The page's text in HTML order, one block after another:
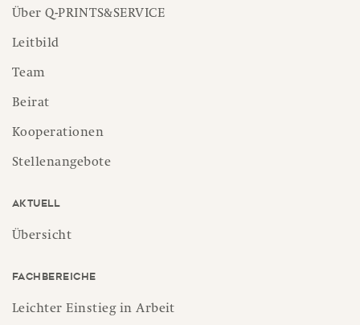
Über Q-PRINTS&SERVICE
Leitbild
Team
Beirat
Kooperationen
Stellenangebote
Aktuell
Übersicht
Fachbereiche
Leichter Einstieg in Arbeit